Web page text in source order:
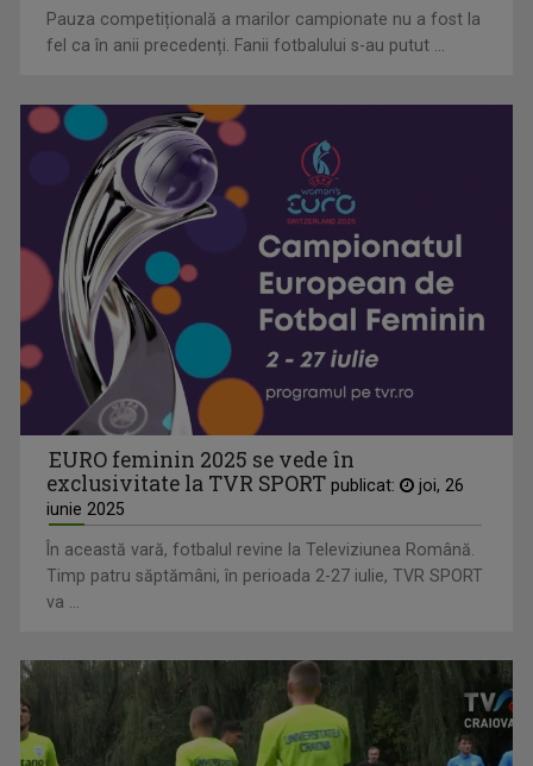
Pauza competițională a marilor campionate nu a fost la
fel ca în anii precedenți. Fanii fotbalului s-au putut ...
EURO feminin 2025 se vede în
exclusivitate la TVR SPORT publicat:
joi, 26
iunie 2025
În această vară, fotbalul revine la Televiziunea Română.
Timp patru săptămâni, în perioada 2-27 iulie, TVR SPORT
va ...